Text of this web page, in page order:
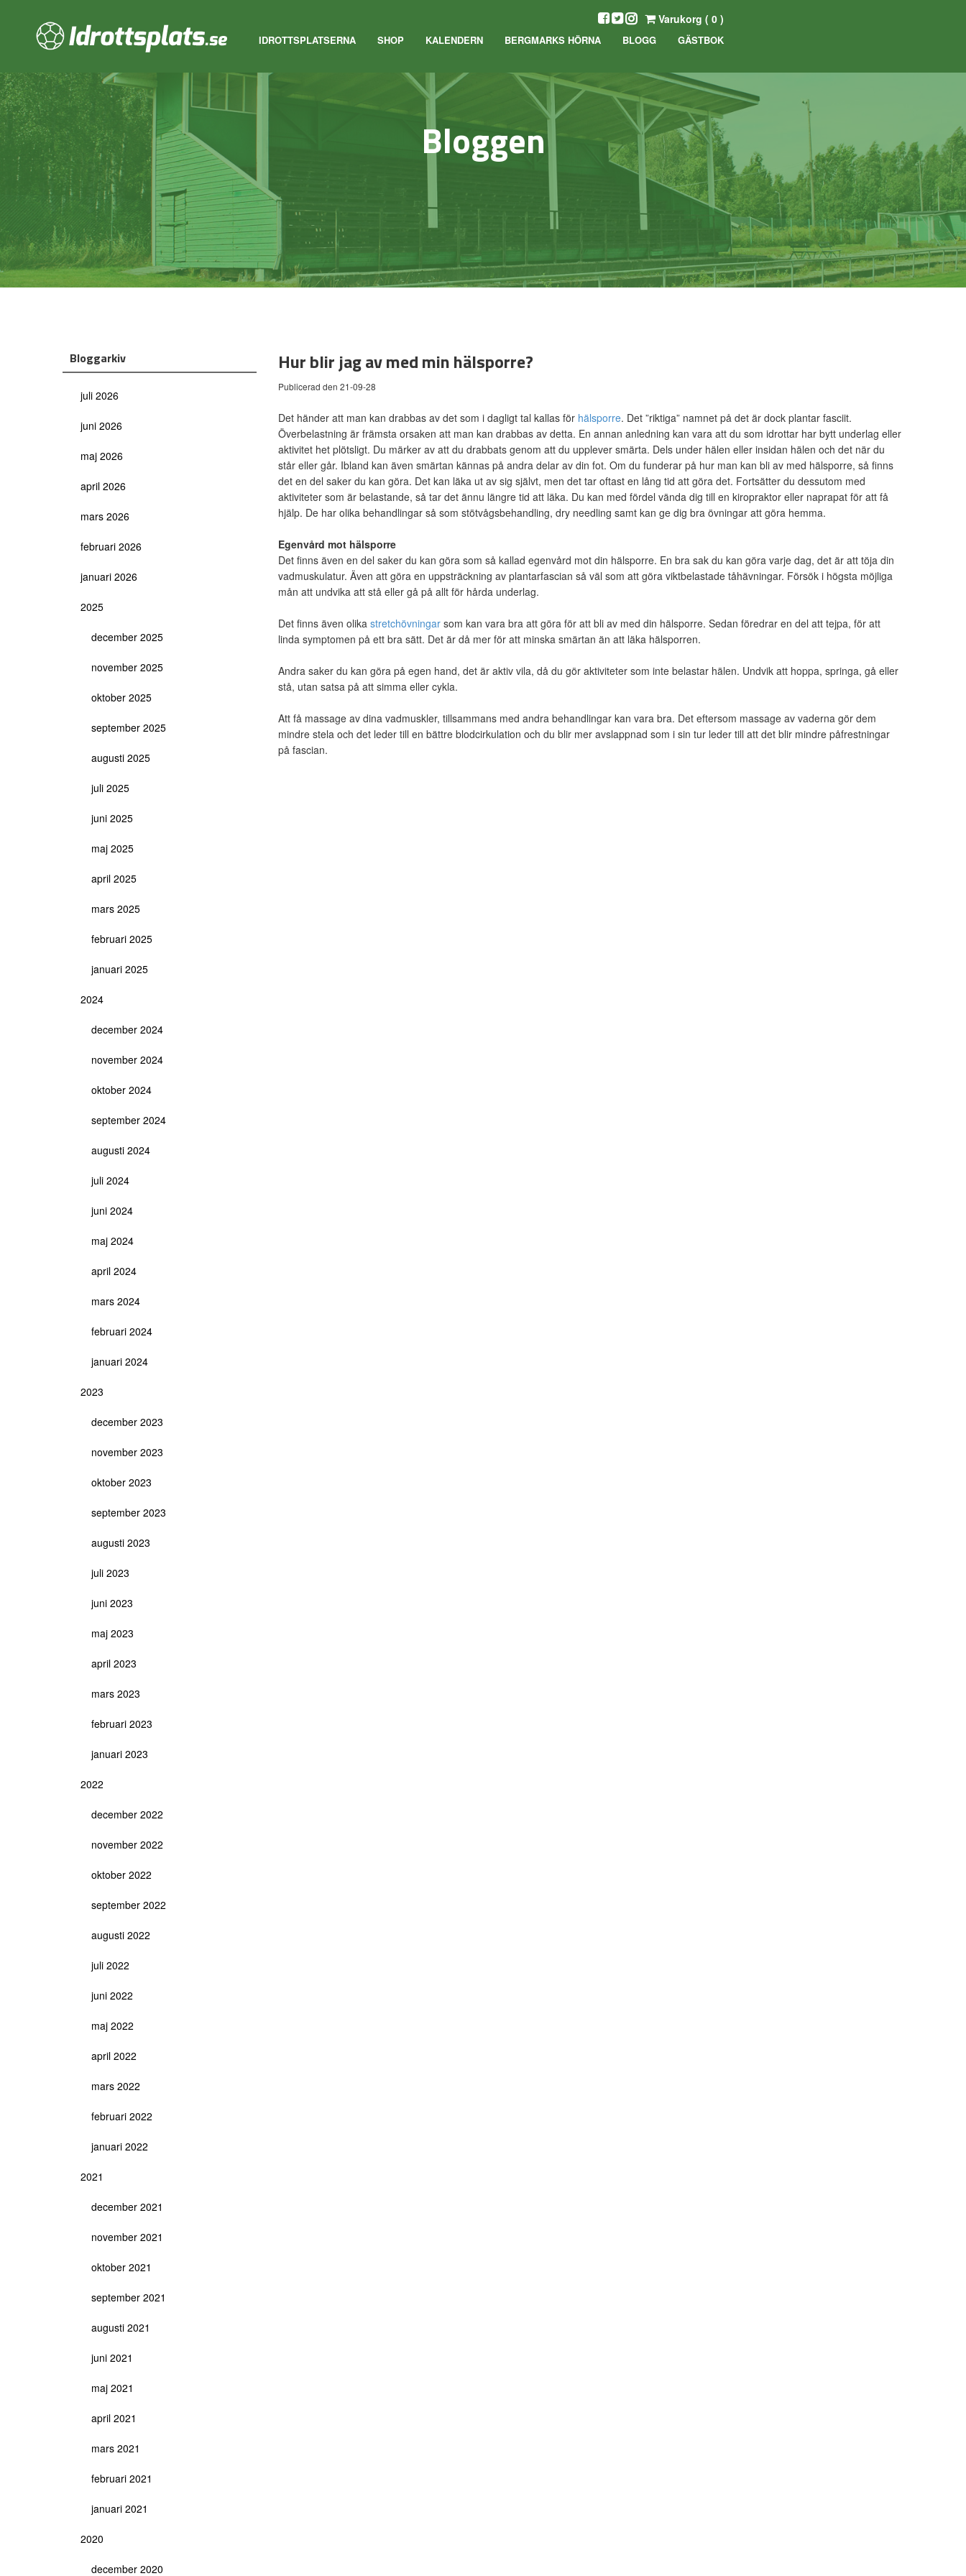
IDROTTSPLATSERNA SHOP KALENDERN BERGMARKS HÖRNA BLOGG GÄSTBOK
Varukorg ( 0 )
Bloggen
Bloggarkiv
juli 2026
juni 2026
maj 2026
april 2026
mars 2026
februari 2026
januari 2026
2025
december 2025
november 2025
oktober 2025
september 2025
augusti 2025
juli 2025
juni 2025
maj 2025
april 2025
mars 2025
februari 2025
januari 2025
2024
december 2024
november 2024
oktober 2024
september 2024
augusti 2024
juli 2024
juni 2024
maj 2024
april 2024
mars 2024
februari 2024
januari 2024
2023
december 2023
november 2023
oktober 2023
september 2023
augusti 2023
juli 2023
juni 2023
maj 2023
april 2023
mars 2023
februari 2023
januari 2023
2022
december 2022
november 2022
oktober 2022
september 2022
augusti 2022
juli 2022
juni 2022
maj 2022
april 2022
mars 2022
februari 2022
januari 2022
2021
december 2021
november 2021
oktober 2021
september 2021
augusti 2021
juni 2021
maj 2021
april 2021
mars 2021
februari 2021
januari 2021
2020
december 2020
Hur blir jag av med min hälsporre?
Publicerad den 21-09-28
Det händer att man kan drabbas av det som i dagligt tal kallas för hälsporre. Det ”riktiga” namnet på det är dock plantar fasciit.
Överbelastning är främsta orsaken att man kan drabbas av detta. En annan anledning kan vara att du som idrottar har bytt underlag eller
aktivitet het plötsligt. Du märker av att du drabbats genom att du upplever smärta. Dels under hälen eller insidan hälen och det när du
står eller går. Ibland kan även smärtan kännas på andra delar av din fot. Om du funderar på hur man kan bli av med hälsporre, så finns
det en del saker du kan göra. Det kan läka ut av sig självt, men det tar oftast en lång tid att göra det. Fortsätter du dessutom med
aktiviteter som är belastande, så tar det ännu längre tid att läka. Du kan med fördel vända dig till en kiropraktor eller naprapat för att få
hjälp. De har olika behandlingar så som stötvågsbehandling, dry needling samt kan ge dig bra övningar att göra hemma.
Egenvård mot hälsporre
Det finns även en del saker du kan göra som så kallad egenvård mot din hälsporre. En bra sak du kan göra varje dag, det är att töja din
vadmuskulatur. Även att göra en uppsträckning av plantarfascian så väl som att göra viktbelastade tåhävningar. Försök i högsta möjliga
mån att undvika att stå eller gå på allt för hårda underlag.
Det finns även olika stretchövningar som kan vara bra att göra för att bli av med din hälsporre. Sedan föredrar en del att tejpa, för att
linda symptomen på ett bra sätt. Det är då mer för att minska smärtan än att läka hälsporren.
Andra saker du kan göra på egen hand, det är aktiv vila, då du gör aktiviteter som inte belastar hälen. Undvik att hoppa, springa, gå eller
stå, utan satsa på att simma eller cykla.
Att få massage av dina vadmuskler, tillsammans med andra behandlingar kan vara bra. Det eftersom massage av vaderna gör dem
mindre stela och det leder till en bättre blodcirkulation och du blir mer avslappnad som i sin tur leder till att det blir mindre påfrestningar
på fascian.